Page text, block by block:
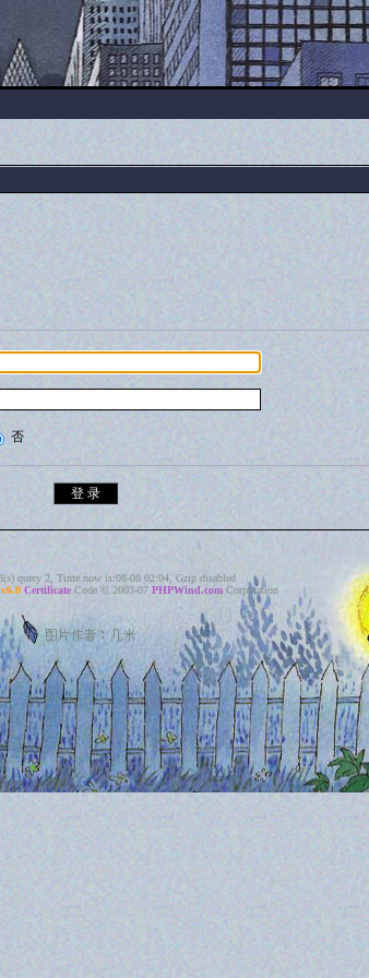
否
query 2, Time now is:08-08 02:04, Gzip disabled
v6.0 Certificate Code © 2003-07 PHPWind.com Corporation